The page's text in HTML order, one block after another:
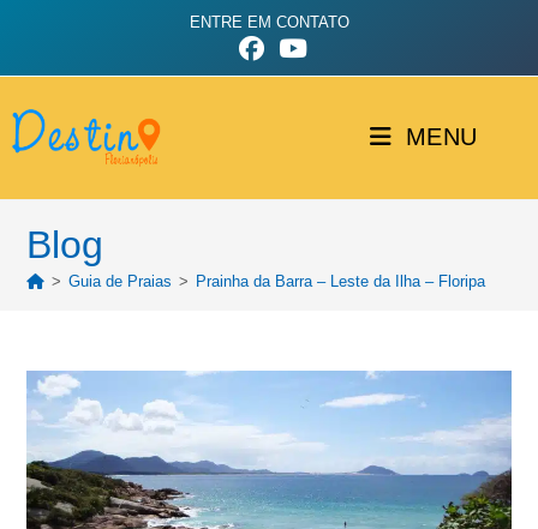
ENTRE EM CONTATO
MENU
Blog
> Guia de Praias > Prainha da Barra – Leste da Ilha – Floripa